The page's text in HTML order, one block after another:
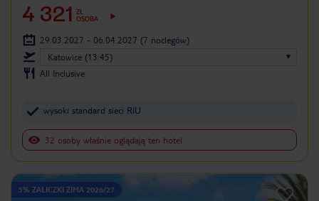
4 321
ZŁ
OSOBA
29.03.2027 - 06.04.2027 (7 noclegów)
Katowice (13:45)
All Inclusive
wysoki standard sieci RIU
32 osoby właśnie oglądają ten hotel
5% ZALICZKI ZIMA 2026/27